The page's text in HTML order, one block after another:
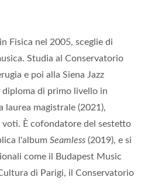
Fisica nel 2005, sceglie di
Studia al Conservatorio
e poi alla Siena Jazz
diploma di primo livello in
laurea magistrale (2021),
È cofondatore del sestetto
l'album Seamless (2019), e si
come il Budapest Music
di Parigi, il Conservatorio